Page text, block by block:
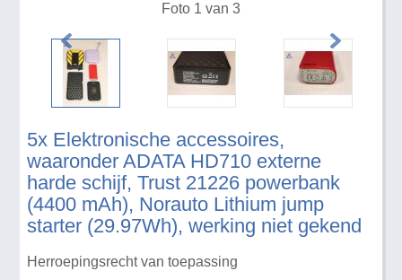
5x Elektronische accessoires,
waaronder ADATA HD710 externe
harde schijf, Trust 21226 powerbank
(4400 mAh), Norauto Lithium jump
starter (29.97Wh), werking niet gekend
Herroepingsrecht van toepassing
Foto 1 van 3